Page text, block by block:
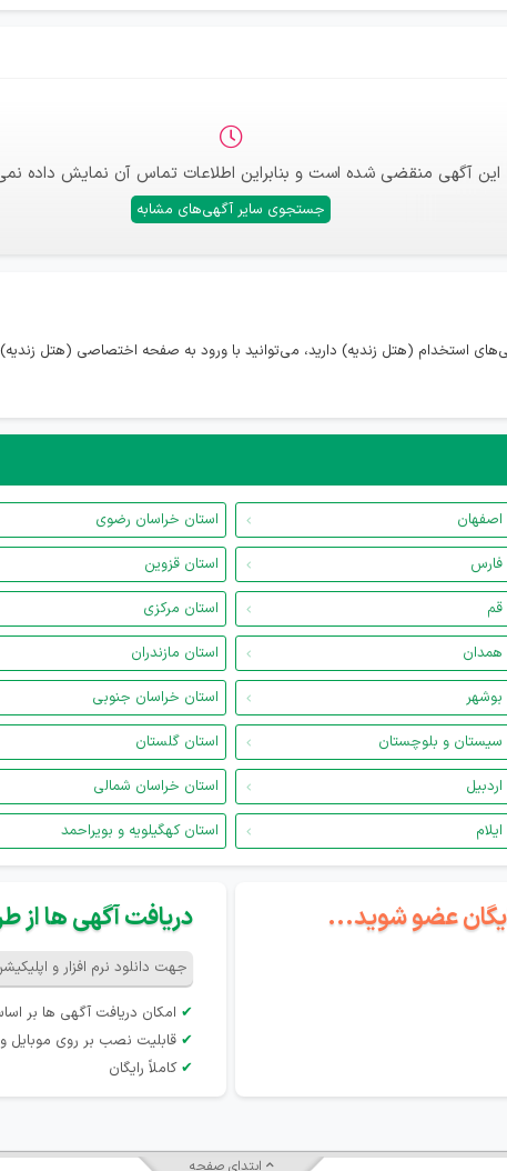
این آگهی منقضی شده است و بنابراین اطلاعات تماس آن نمایش داده
جستجوی سایر آگهی‌های مشابه
استخدام (هتل زندیه) دارید، می‌توانید با ورود به صفحه اختصاصی (هتل
اصفهان استان خراسان رضوی
فارس استان قزوین
قم استان مرکزی
همدان استان مازندران
بوشهر استان خراسان جنوبی
سیستان و بلوچستان استان گلستان
استان خراسان شمالی
استان کهگیلویه و بویراحمد
عضو شوید... دریافت آگهی ها از
جهت دانلود نرم افزار و
✔ امکان دریافت آگهی ها بر
✔ قابلیت نصب بر روی موبایل و
✔ کاملاً رایگان
ابتدای صفحه